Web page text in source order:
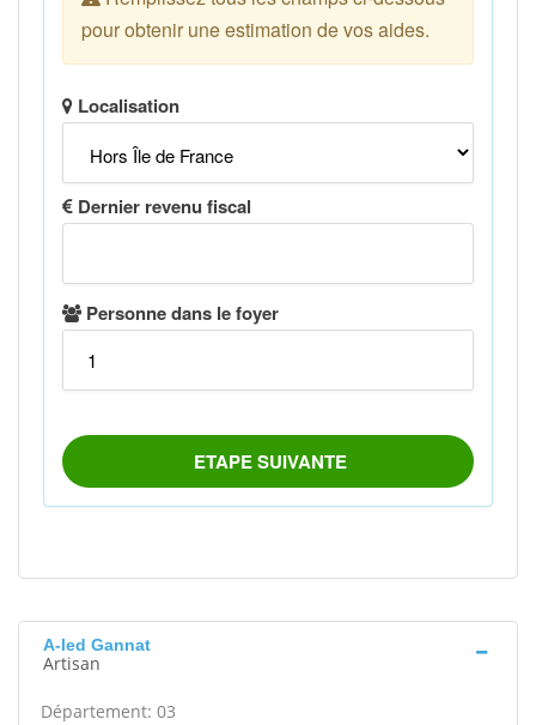
A-led Gannat
Artisan
Département: 03